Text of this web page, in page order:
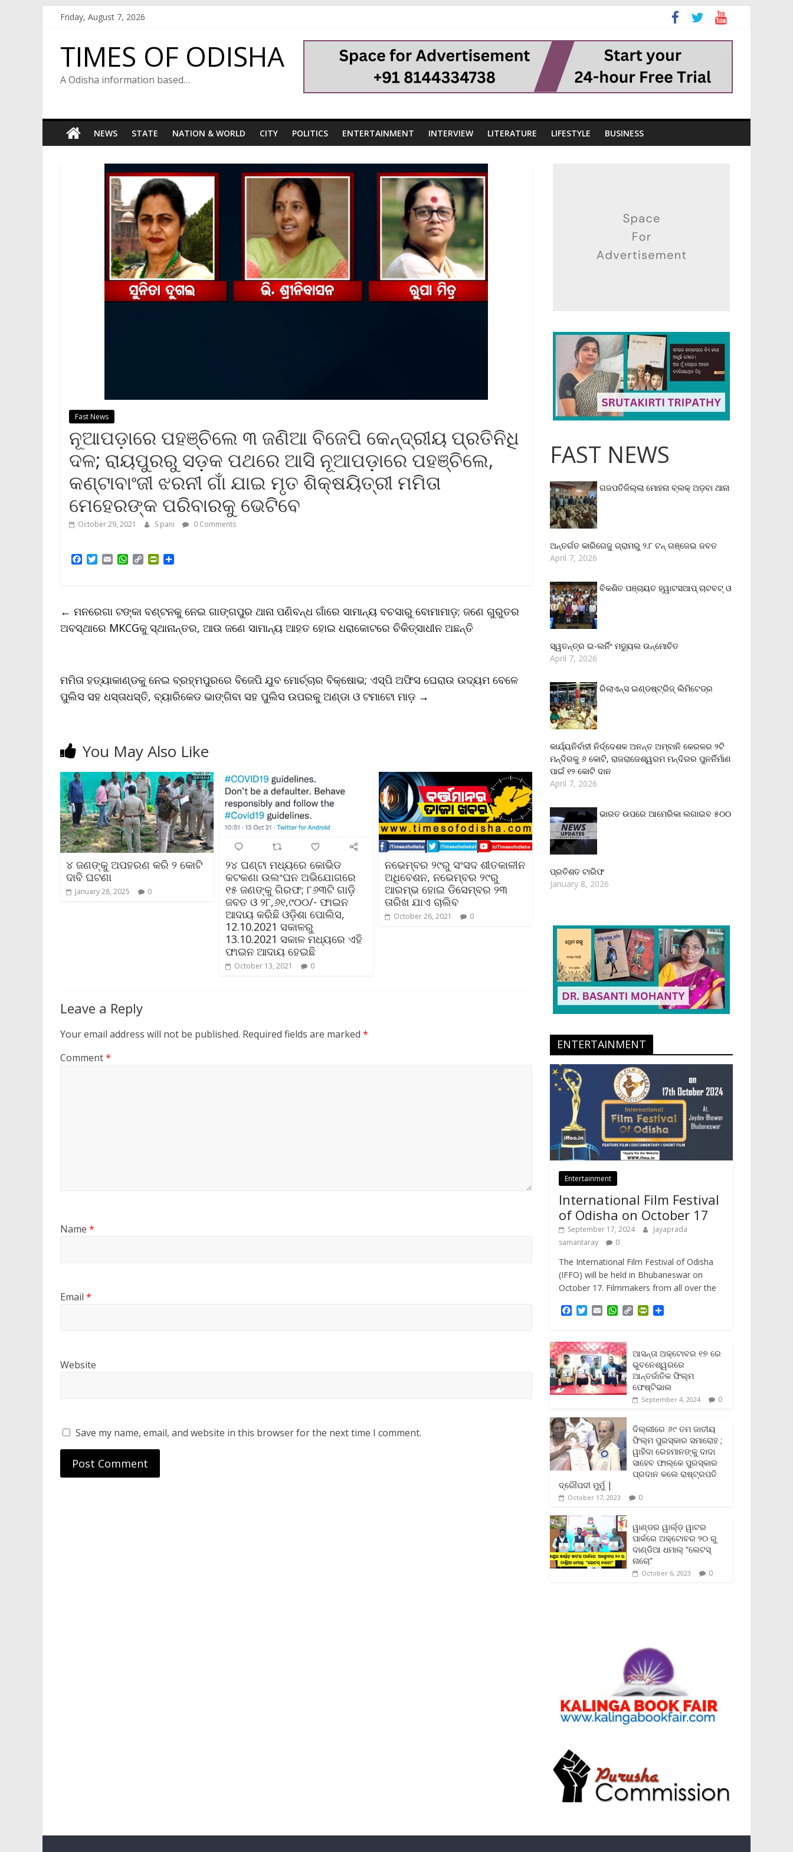
Friday, August 7, 2026
TIMES OF ODISHA
A Odisha information based…
NEWS STATE NATION & WORLD CITY POLITICS ENTERTAINMENT INTERVIEW LITERATURE LIFESTYLE BUSINESS
Fast News
ନୂଆପଡ଼ାରେ ପହଞ୍ଚିଲେ ୩ ଜଣିଆ ବିଜେପି କେନ୍ଦ୍ରୀୟ ପ୍ରତିନିଧି
ଦଳ; ରାୟପୁରରୁ ସଡ଼କ ପଥରେ ଆସି ନୂଆପଡ଼ାରେ ପହଞ୍ଚିଲେ,
କଣ୍ଟାବାଂଜୀ ଝରନୀ ଗାଁ ଯାଇ ମୃତ ଶିକ୍ଷୟିତ୍ରୀ ମମିତା
ମେହେରଙ୍କ ପରିବାରକୁ ଭେଟିବେ
October 29, 2021 S pani 0 Comments
o
o
k
T
e
r
E
W
A
p
p
C
i
n
k
P
F
r
i
l
y
← ମନରେଗା ଟଙ୍କା ବଣ୍ଟନକୁ ନେଇ ଗାଙ୍ଗପୁର ଥାନା ପଣିବନ୍ଧ ଗାଁରେ ସାମାନ୍ୟ ବଚସାରୁ ବୋମାମାଡ଼; ଜଣେ ଗୁରୁତର
ଅବସ୍ଥାରେ MKCGକୁ ସ୍ଥାନାନ୍ତର, ଆଉ ଜଣେ ସାମାନ୍ୟ ଆହତ ହୋଇ ଧରାକୋଟରେ ଚିକିତ୍ସାଧୀନ ଅଛନ୍ତି
ମମିତା ହତ୍ୟାକାଣ୍ଡକୁ ନେଇ ବ୍ରହ୍ମପୁରରେ ବିଜେପି ଯୁବ ମୋର୍ଚ୍ଚାର ବିକ୍ଷୋଭ; ଏସ୍‌ପି ଅଫିସ ଘେରାଉ ଉଦ୍ୟମ ବେଳେ
ପୁଲିସ ସହ ଧସ୍ତାଧସ୍ତି, ବ୍ୟାରିକେଡ ଭାଙ୍ଗିବା ସହ ପୁଲିସ ଉପରକୁ ଅଣ୍ଡା ଓ ଟମାଟୋ ମାଡ଼ →
You May Also Like
୪ ଜଣଙ୍କୁ ଅପହରଣ କରି ୨ କୋଟି
ଦାବି ଘଟଣା
January 28, 2025 0
୨୪ ଘଣ୍ଟା ମଧ୍ୟରେ କୋଭିଡ
କଟକଣା ଉଲଂଘନ ଅଭିଯୋଗରେ
୧୫ ଜଣଙ୍କୁ ଗିରଫ; ୮୬୩ଟି ଗାଡ଼ି
ଜବତ ଓ ୨୮,୬୧,୯୦୦/- ଫାଇନ
ଆଦାୟ କରିଛି ଓଡ଼ିଶା ପୋଲିସ,
12.10.2021 ସକାଳରୁ
13.10.2021 ସକାଳ ମଧ୍ୟରେ ଏହି
ଫାଇନ ଆଦାୟ ହେଇଛି
October 13, 2021 0
ନଭେମ୍ବର ୨୯ରୁ ସଂସଦ ଶୀତକାଳୀନ
ଅଧିବେଶନ, ନଭେମ୍ବର ୨୯ରୁ
ଆରମ୍ଭ ହୋଇ ଡିସେମ୍ବର ୨୩
ତାରିଖ ଯାଏ ଚାଲିବ
October 26, 2021 0
Leave a Reply
Your email address will not be published. Required fields are marked *
Comment*
Name *
Email *
Website
Save my name, email, and website in this browser for the next time I comment.
FAST NEWS
ଗଜପତିଜିଲ୍ଲା ମୋହନା ବ୍ଲକ୍‌ ଅଡ଼ବା ଥାନା
ଅନ୍ତର୍ଗତ କାରିଗେଜୁ ଗ୍ରାମରୁ ୨.୮ ଟନ୍ ଗଞ୍ଜେଇ ଜବତ
April 7, 2026
ବିକଶିତ ପଞ୍ଚାୟତ ହ୍ୱାଟସଆପ୍ ଚାଟବଟ୍ ଓ
ସ୍ୱତନ୍ତ୍ର ଇ-ଲର୍ନିଂ ମଡ୍ୟୁଲ ଉନ୍ମୋଚିତ
April 7, 2026
ରିଲାଏନ୍‌ସ ଇଣ୍ଡଷ୍ଟ୍ରିଜ୍ ଲିମିଟେଡ୍‌ର
କାର୍ଯ୍ୟନିର୍ବାହୀ ନିର୍ଦ୍ଦେଶକ ଅନନ୍ତ ଅମ୍ବାନି କେରଳର ୨ଟି
ମନ୍ଦିରକୁ ୬ କୋଟି, ରାଜରାଜେଶ୍ୱରମ ମନ୍ଦିରର ପୁନର୍ନିର୍ମାଣ
ପାଇଁ ୧୨ କୋଟି ଦାନ
April 7, 2026
ଭାରତ ଉପରେ ଆମେରିକା ଲଗାଇବ ୫୦୦
ପ୍ରତିଶତ ଟାରିଫ
January 8, 2026
ENTERTAINMENT
Entertainment
International Film Festival
of Odisha on October 17
September 17, 2024
Jayaprada
samantaray
0
The International Film Festival of Odisha
(IFFO) will be held in Bhubaneswar on
October 17. Filmmakers from all over the
e
b
o
o
k
T
t
t
e
r
E
i
l
W
t
s
A
p
p
C
L
i
n
k
P
t
F
r
i
e
n
l
y
e
ଆସନ୍ତା ଅକ୍ଟୋବର ୧୭ ରେ
ଭୁବନେଶ୍ୱରରେ
ଆନ୍ତର୍ଜାତିକ ଫିଲ୍ମ
ଫେଷ୍ଟିଭାଲ
September 4, 2024 0
ଦିଲ୍ଲୀରେ ୬୯ ତମ ଜାତୀୟ
ଫିଲ୍ମ ପୁରସ୍କାର ସମାରୋହ ;
ୱାହିଦା ରେହମାନଙ୍କୁ ଦାଦା
ସାହେବ ଫାଲ୍‌କେ ପୁରସ୍କାର
ପ୍ରଦାନ କଲେ ରାଷ୍ଟ୍ରପତି
ଦ୍ରୌପଦୀ ମୁର୍ମୁ |
October 17, 2023 0
ୱାଣ୍ଡର ୱାର୍ଲ୍‌ଡ଼ ୱାଟର
ପାର୍କରେ ଅକ୍ଟୋବର ୨୦ ରୁ
ଦାଣ୍ଡିଆ ଧମାଲ୍ “ଲେଟସ୍
ନାଚୋ”
October 6, 2023 0